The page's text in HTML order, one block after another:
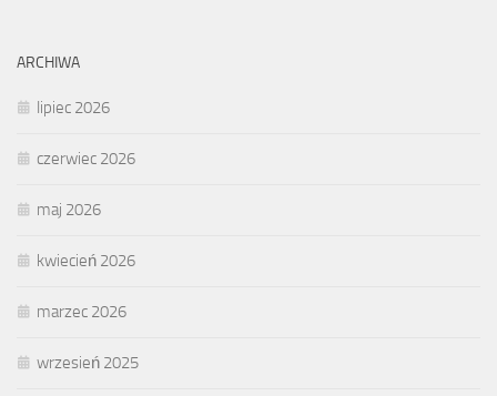
ARCHIWA
lipiec 2026
czerwiec 2026
maj 2026
kwiecień 2026
marzec 2026
wrzesień 2025